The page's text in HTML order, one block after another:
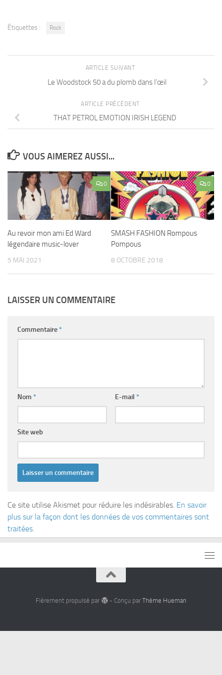
Étiquettes : Rock
ARTICLE SUIVANT
Le Woodstock 50 a du plomb dans l’œil
ARTICLE PRÉCÉDENT
THAT PETROL EMOTION IRISH LEGEND
VOUS AIMEREZ AUSSI...
0
Au revoir mon ami Ed Ward
légendaire music-lover
5 MAI 2021
0
SMASH FASHION Rompous
Pompous
8 OCTOBRE 2018
LAISSER UN COMMENTAIRE
Commentaire*
Nom * E-mail *
Site web
Ce site utilise Akismet pour réduire les indésirables. En savoir
plus sur la façon dont les données de vos commentaires sont
traitées.
Fièrement propulsé par - Conçu par Thème Hueman